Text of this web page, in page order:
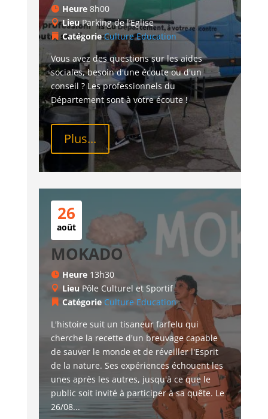
Heure 8h00
LieuParking de l’Eglise
CatégorieCulture Education
Vous avez des questions sur les aides
sociales, besoin d'une écoute ou d'un
conseil ? Les professionnels du
Département sont à votre écoute !
Plus...
26
août
MOKADO
Heure 13h30
Lieu Pôle Culturel et Sportif
Catégorie Culture Education
L'histoire suit un tisaneur farfelu qui
cherche la recette d'un breuvage capable
de sauver le monde et de réveiller l'Esprit
de la nature. Ses expériences échouent les
unes après les autres, jusqu'à ce que le
public soit invité à participer à sa quête. Le
26/08...